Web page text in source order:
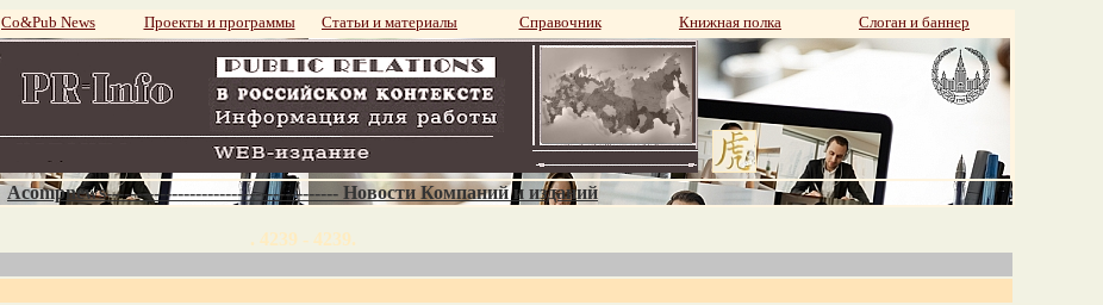
Со&Pub News Проекты и программы Статьи и материалы Справочник Книжная полка Слоган и баннер
Acompnews--------------------------------------- Новости Компаний и изданий
. 4239 - 4239.